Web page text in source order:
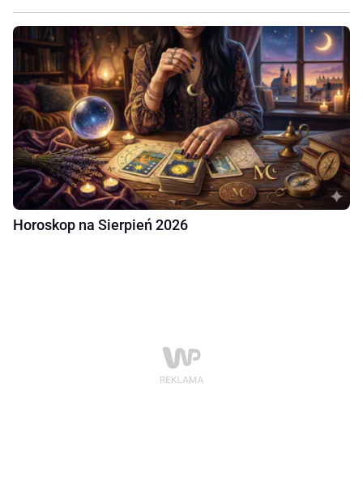
Horoskop na Sierpień 2026